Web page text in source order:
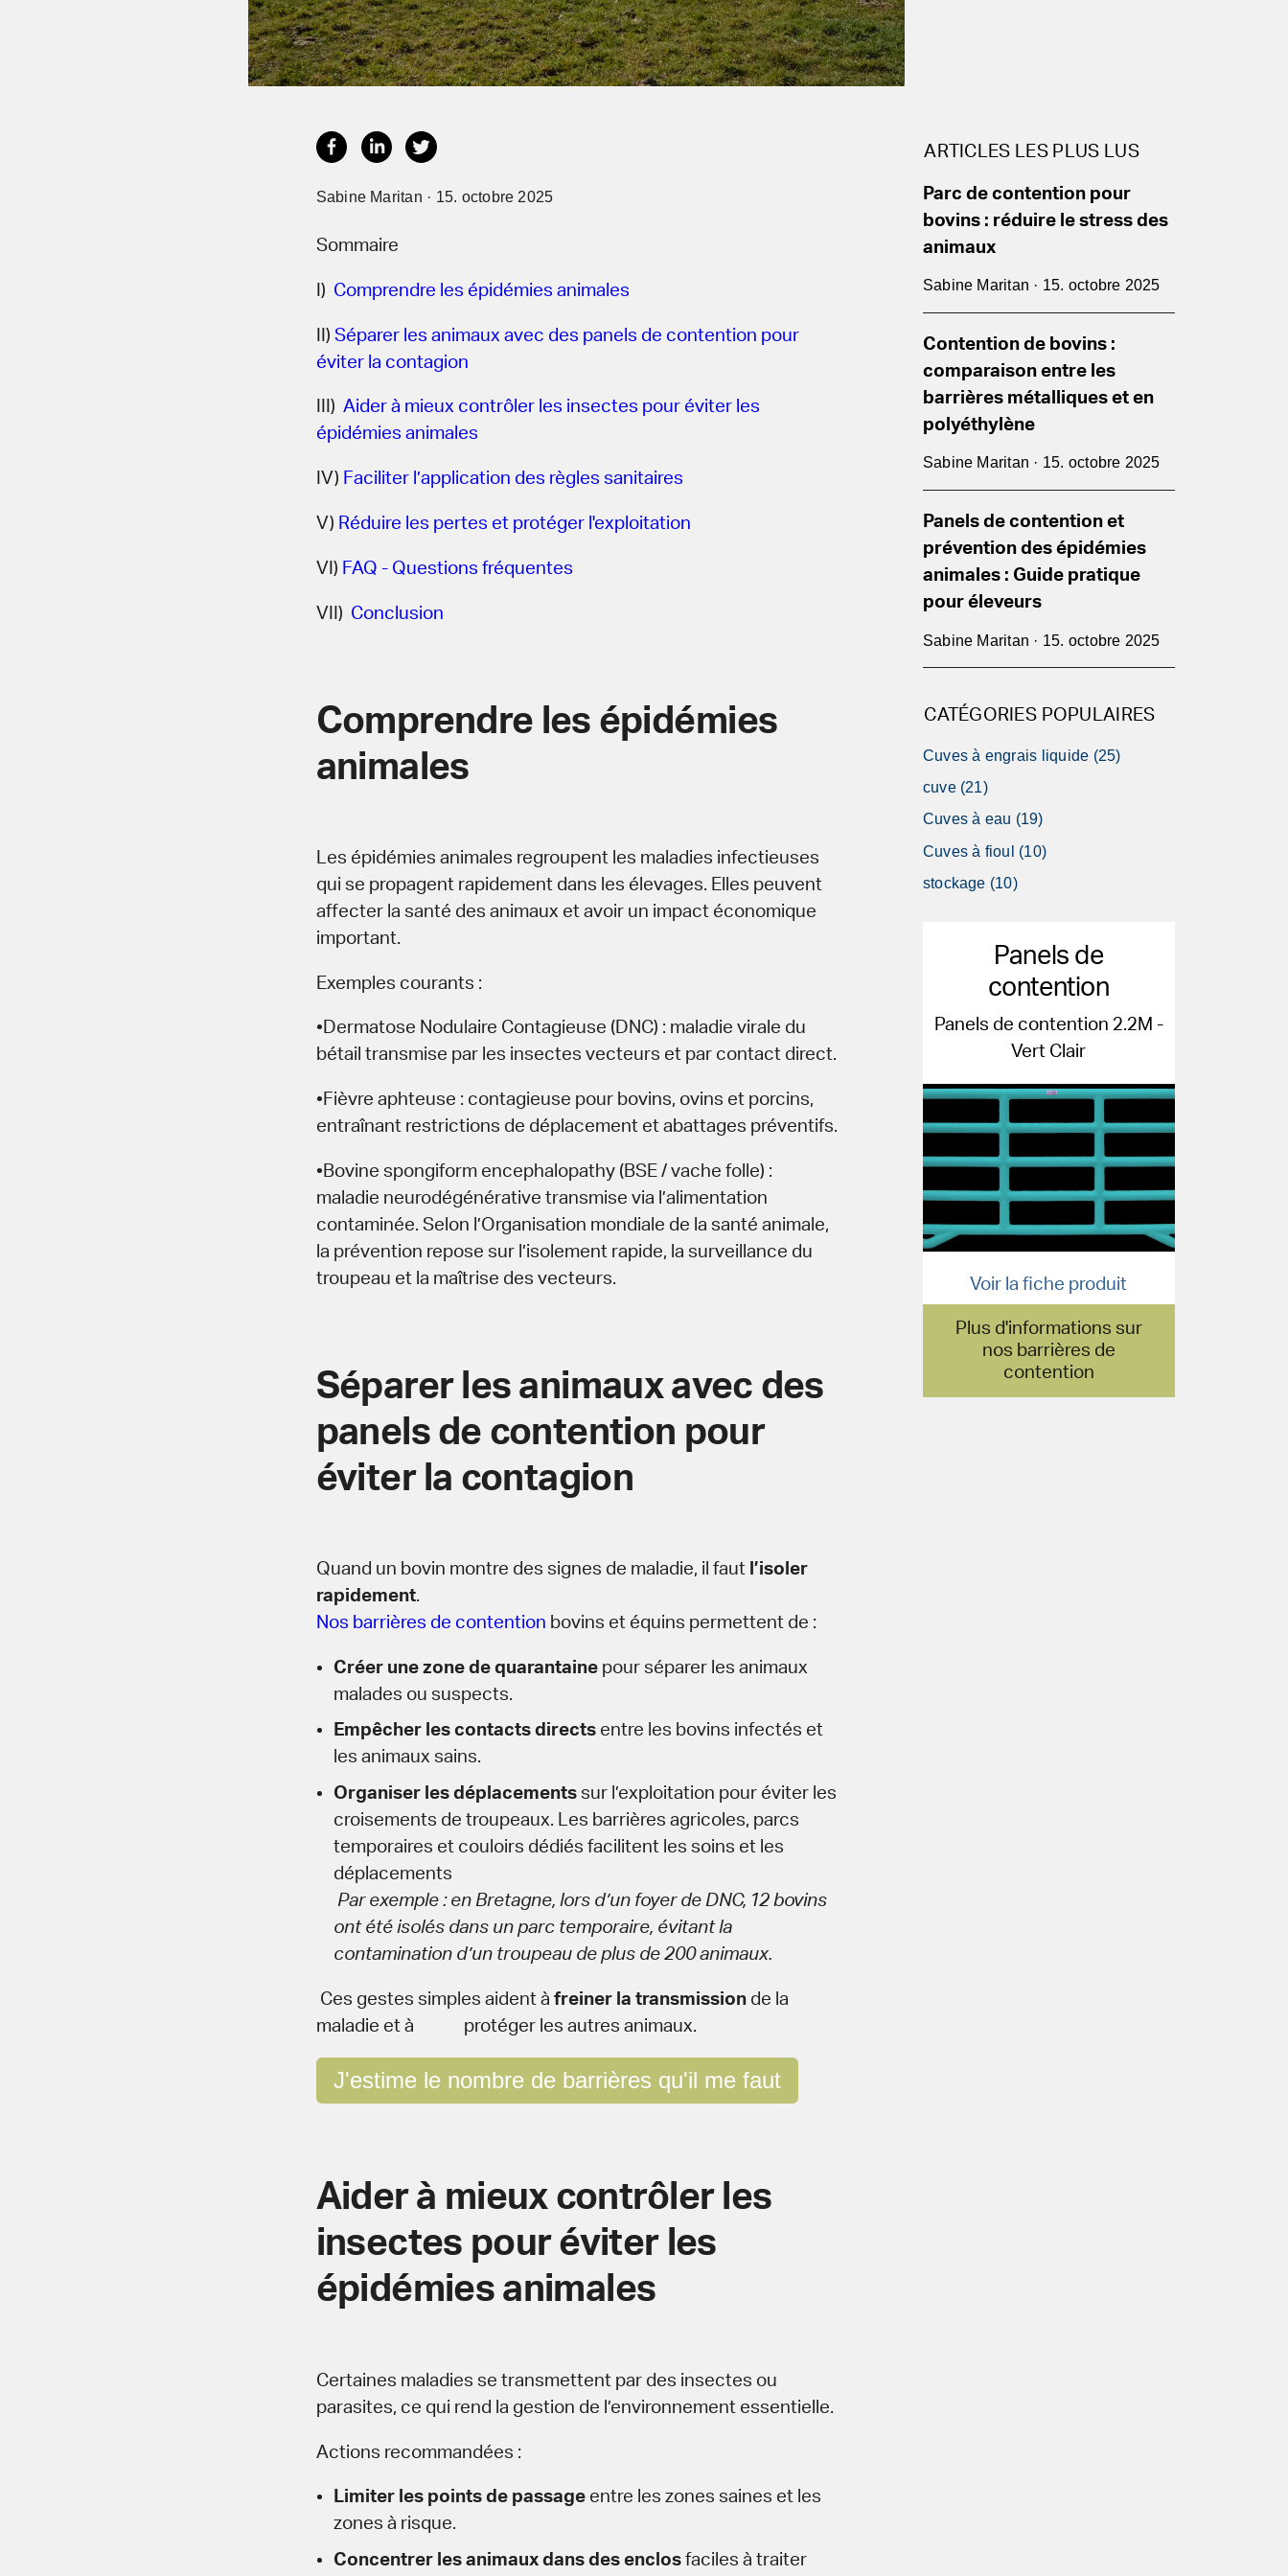
Sabine Maritan · 15. octobre 2025
Sommaire
I) Comprendre les épidémies animales
II) Séparer les animaux avec des panels de contention pour
éviter la contagion
III) Aider à mieux contrôler les insectes pour éviter les
épidémies animales
IV) Faciliter l’application des règles sanitaires
V) Réduire les pertes et protéger l'exploitation
VI) FAQ - Questions fréquentes
VII) Conclusion
Comprendre les épidémies
animales
Les épidémies animales regroupent les maladies infectieuses
qui se propagent rapidement dans les élevages. Elles peuvent
affecter la santé des animaux et avoir un impact économique
important.
Exemples courants :
•Dermatose Nodulaire Contagieuse (DNC) : maladie virale du
bétail transmise par les insectes vecteurs et par contact direct.
•Fièvre aphteuse : contagieuse pour bovins, ovins et porcins,
entraînant restrictions de déplacement et abattages préventifs.
•Bovine spongiform encephalopathy (BSE / vache folle) :
maladie neurodégénérative transmise via l’alimentation
contaminée. Selon l’Organisation mondiale de la santé animale,
la prévention repose sur l’isolement rapide, la surveillance du
troupeau et la maîtrise des vecteurs.
Séparer les animaux avec des
panels de contention pour
éviter la contagion
Quand un bovin montre des signes de maladie, il faut l’isoler
rapidement.
Nos barrières de contention bovins et équins permettent de :
Créer une zone de quarantaine pour séparer les animaux
malades ou suspects.
Empêcher les contacts directs entre les bovins infectés et
les animaux sains.
Organiser les déplacements sur l’exploitation pour éviter les
croisements de troupeaux. Les barrières agricoles, parcs
temporaires et couloirs dédiés facilitent les soins et les
déplacements
Par exemple : en Bretagne, lors d’un foyer de DNC, 12 bovins
ont été isolés dans un parc temporaire, évitant la
contamination d’un troupeau de plus de 200 animaux.
Ces gestes simples aident à freiner la transmissionde la
maladie et à protéger les autres animaux.
J'estime le nombre de barrières qu'il me faut
Aider à mieux contrôler les
insectes pour éviter les
épidémies animales
Certaines maladies se transmettent par des insectes ou
parasites, ce qui rend la gestion de l’environnement essentielle.
Actions recommandées :
Limiter les points de passage entre les zones saines et les
zones à risque.
Concentrer les animaux dans des enclosfaciles à traiter
ARTICLES LES PLUS LUS
Parc de contention pour
bovins : réduire le stress des
animaux
Sabine Maritan · 15. octobre 2025
Contention de bovins :
comparaison entre les
barrières métalliques et en
polyéthylène
Sabine Maritan · 15. octobre 2025
Panels de contention et
prévention des épidémies
animales : Guide pratique
pour éleveurs
Sabine Maritan · 15. octobre 2025
CATÉGORIES POPULAIRES
Cuves à engrais liquide (25)
cuve (21)
Cuves à eau (19)
Cuves à fioul (10)
stockage (10)
Panels de
contention
Panels de contention 2.2M -
Vert Clair
Voir la fiche produit
Plus d'informations sur
nos barrières de
contention